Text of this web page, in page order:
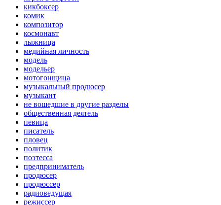
кикбоксер
комик
композитор
космонавт
лыжница
медийная личность
модель
модельер
мотогонщица
музыкальный продюсер
музыкант
не вошедшие в другие разделы
общественная деятель
певица
писатель
пловец
политик
поэтесса
предприниматель
продюсер
продюссер
радиоведущая
режиссер